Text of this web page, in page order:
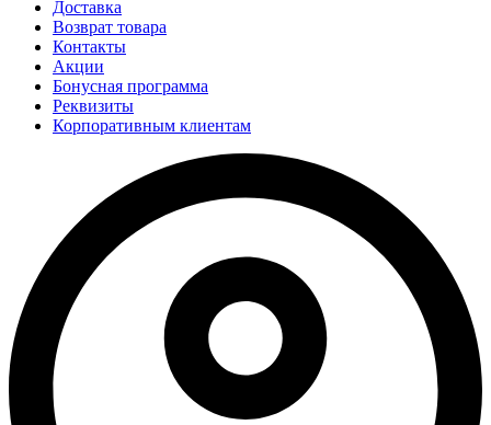
Доставка
Возврат товара
Контакты
Акции
Бонусная программа
Реквизиты
Корпоративным клиентам